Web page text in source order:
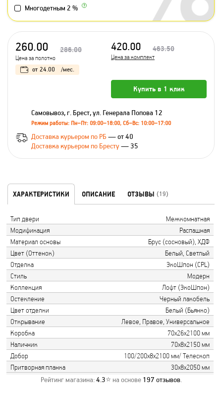
Многодетным 2 %
260.00 286.00
Цена за полотно
420.00 463.50
Цена за комплект
от 24.00 /мес.
Купить в 1 клик
Самовывоз, г. Брест, ул. Генерала Попова 12
Режим работы: Пн–Пт: 09:00–18:00, Сб–Вс: 10:00–17:00
Доставка курьером по РБ — от 40
Доставка курьером по Бресту— 35
ХАРАКТЕРИСТИКИ ОПИСАНИЕ ОТЗЫВЫ (19)
Тип двери
Межкомнатная
Модификация
Распашная
Материал основы
Брус (сосновый), ХДФ
Цвет (Оттенок)
Белый, Светлый
Отделка
ЭкоШпон (CPL)
Стиль
Модерн
Коллекция
Лофт (ЭкоШпон)
Остекление
Черный лакобель
Цвет отделки
Белый (Бьянко)
Открывание
Левое, Правое, Универсальное
Коробка
70х26х2100 мм
Наличник
70х8х2150 мм
Добор
100/200х8х2100 мм/ Телескоп
Притворная планка
30х8х2050 мм
Рейтинг магазина:4.3⭐ на основе 197 отзывов.